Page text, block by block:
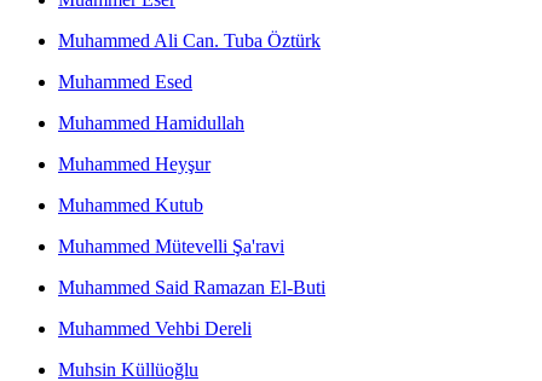
Muhammed Ali Can. Tuba Öztürk
Muhammed Esed
Muhammed Hamidullah
Muhammed Heyşur
Muhammed Kutub
Muhammed Mütevelli Şa'ravi
Muhammed Said Ramazan El-Buti
Muhammed Vehbi Dereli
Muhsin Küllüoğlu